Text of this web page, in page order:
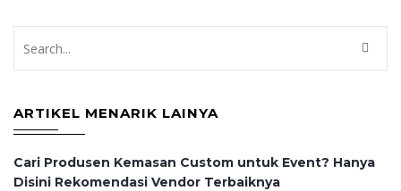
ARTIKEL MENARIK LAINYA
Cari Produsen Kemasan Custom untuk Event? Hanya
Disini Rekomendasi Vendor Terbaiknya